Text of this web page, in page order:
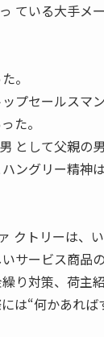
ている大手メ
。
プセールスマ
た。
として父親の
ングリー精神
トリーは、
サービス商品
り対策、荷主
は“何かあれ